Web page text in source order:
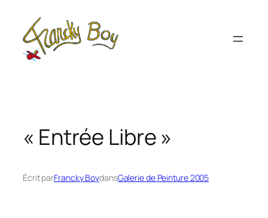
contenu
« Entrée Libre »
Écrit parFrancky BoydansGalerie de Peinture 2005